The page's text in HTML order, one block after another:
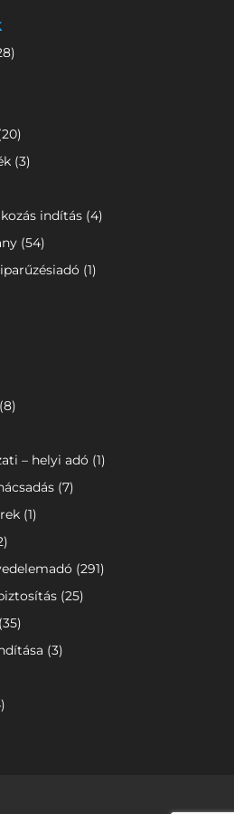
(3)
indítás (4)
(54)
(1)
(8)
– helyi adó (1)
(7)
(1)
(291)
(25)
(35)
(3)